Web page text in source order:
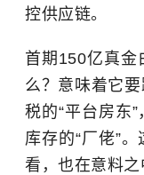
控供应链。
首期150亿真金
么？意味着它
税的“平台房东
库存的“厂佬”
看，也在意料之